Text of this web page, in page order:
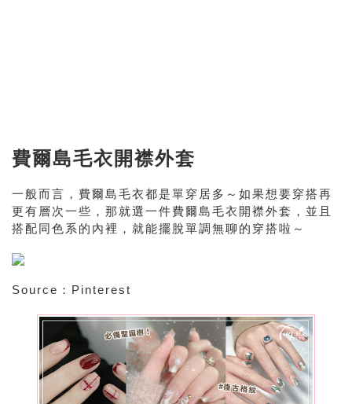
費爾島毛衣開襟外套
一般而言，費爾島毛衣都是單穿居多～如果想要穿搭再
更有層次一些，那就選一件費爾島毛衣開襟外套，並且
搭配同色系的內裡，就能擺脫單調無聊的穿搭啦～
Source：Pinterest